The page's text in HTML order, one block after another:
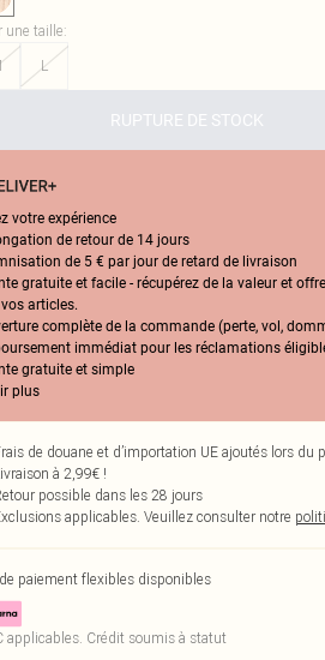
une taille:
L
RUPTURE DE STOCK
votre expérience
de retour de 14 jours
de 5 € par jour de retard de livraison
gratuite et facile - récupérez de la valeur et
articles.
complète de la commande (perte, vol,
immédiat pour les réclamations
gratuite et simple
plus
de douane et d’importation UE ajoutés lors du
à 2,99€ !
possible dans les 28 jours
applicables. Veuillez consulter notre
paiement flexibles disponibles
applicables. Crédit soumis à statut